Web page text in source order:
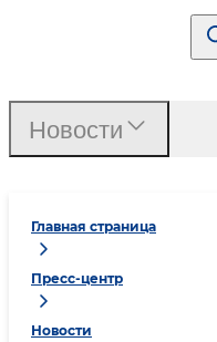
Главная страница
Пресс-центр
Новости
Новости